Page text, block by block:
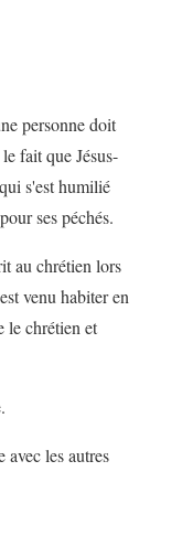
personne doit
fait que Jésus-
s'est humilié
ses péchés.
au chrétien lors
venu habiter en
le chrétien et
les autres